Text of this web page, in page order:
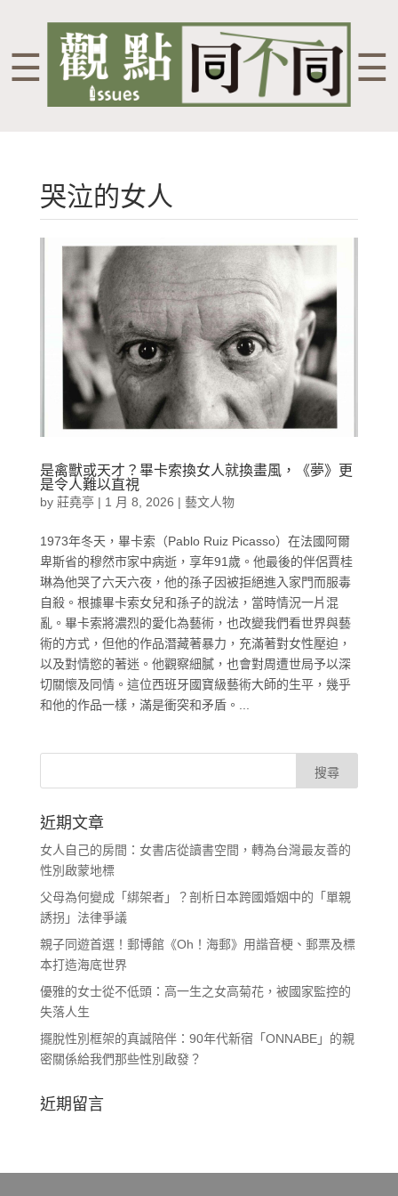
☰ ☰
哭泣的女人
是禽獸或天才？畢卡索換女人就換畫風，《夢》更
是令人難以直視
by 莊堯亭| 1 月 8, 2026 | 藝文人物
1973年冬天，畢卡索（Pablo Ruiz Picasso）在法國阿爾
卑斯省的穆然市家中病逝，享年91歲。他最後的伴侶賈桂
琳為他哭了六天六夜，他的孫子因被拒絕進入家門而服毒
自殺。根據畢卡索女兒和孫子的說法，當時情況一片混
亂。畢卡索將濃烈的愛化為藝術，也改變我們看世界與藝
術的方式，但他的作品潛藏著暴力，充滿著對女性壓迫，
以及對情慾的著迷。他觀察細膩，也會對周遭世局予以深
切關懷及同情。這位西班牙國寶級藝術大師的生平，幾乎
和他的作品一樣，滿是衝突和矛盾。...
近期文章
女人自己的房間：女書店從讀書空間，轉為台灣最友善的
性別啟蒙地標
父母為何變成「綁架者」？剖析日本跨國婚姻中的「單親
誘拐」法律爭議
親子同遊首選！郵博館《Oh！海郵》用諧音梗、郵票及標
本打造海底世界
優雅的女士從不低頭：高一生之女高菊花，被國家監控的
失落人生
擺脫性別框架的真誠陪伴：90年代新宿「ONNABE」的親
密關係給我們那些性別啟發？
近期留言